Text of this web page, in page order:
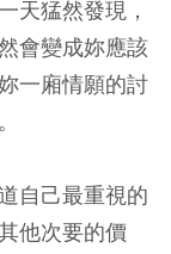
天猛然發現，
會變成妳應該
一廂情願的討
自己最重視的
他次要的價